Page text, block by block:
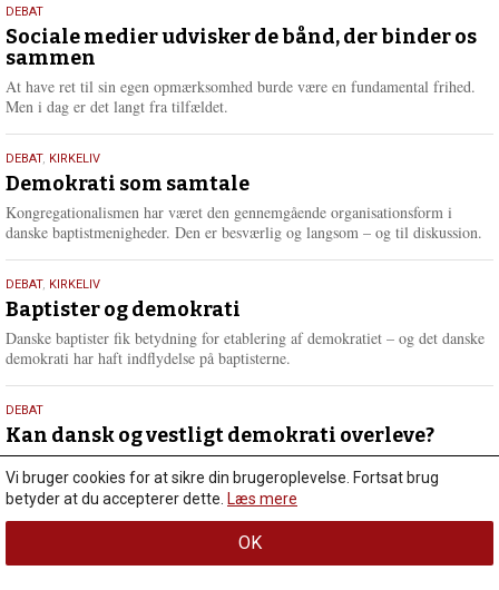
18.
maj
2026
DEBAT
Sociale medier udvisker de bånd, der binder os
sammen
At have ret til sin egen opmærksomhed burde være en fundamental frihed.
Men i dag er det langt fra tilfældet.
18.
maj
2026
DEBAT, KIRKELIV
Demokrati som samtale
Kongregationalismen har været den gennemgående organisationsform i
danske baptistmenigheder. Den er besværlig og langsom – og til diskussion.
18.
maj
2026
DEBAT, KIRKELIV
Baptister og demokrati
Danske baptister fik betydning for etablering af demokratiet – og det danske
demokrati har haft indflydelse på baptisterne.
18.
maj
2026
DEBAT
Kan dansk og vestligt demokrati overleve?
risikerer at gå i stykker, hvis vi…L
æ
s
e
Gå til debat
Vi bruger cookies for at sikre din brugeroplevelse. Fortsat brug
betyder at du accepterer dette. Læs mere
OK